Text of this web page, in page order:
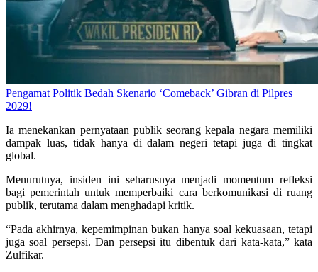
Pengamat Politik Bedah Skenario ‘Comeback’ Gibran di Pilpres
2029!
Ia menekankan pernyataan publik seorang kepala negara memiliki
dampak luas, tidak hanya di dalam negeri tetapi juga di tingkat
global.
Menurutnya, insiden ini seharusnya menjadi momentum refleksi
bagi pemerintah untuk memperbaiki cara berkomunikasi di ruang
publik, terutama dalam menghadapi kritik.
“Pada akhirnya, kepemimpinan bukan hanya soal kekuasaan, tetapi
juga soal persepsi. Dan persepsi itu dibentuk dari kata-kata,” kata
Zulfikar.